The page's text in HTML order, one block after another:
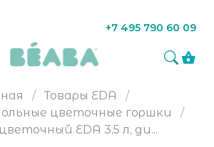
+7 495 790 60 09
Товары EDA
цветочные горшки
EDA 3,5 л, ди...